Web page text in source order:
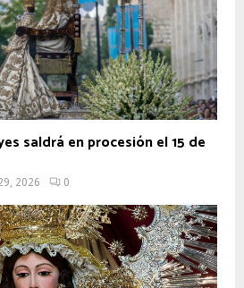
saldrá en procesión el 15 de
2026 0